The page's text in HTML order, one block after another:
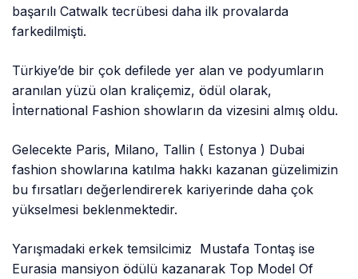
başarılı Catwalk tecrübesi daha ilk provalarda
farkedilmişti.
Türkiye’de bir çok defilede yer alan ve podyumların
aranılan yüzü olan kraliçemiz, ödül olarak,
İnternational Fashion showların da vizesini almış oldu.
Gelecekte Paris, Milano, Tallin ( Estonya ) Dubai
fashion showlarına katılma hakkı kazanan güzelimizin
bu fırsatları değerlendirerek kariyerinde daha çok
yükselmesi beklenmektedir.
Yarışmadaki erkek temsilcimiz Mustafa Tontaş ise
Eurasia mansiyon ödülü kazanarak Top Model Of